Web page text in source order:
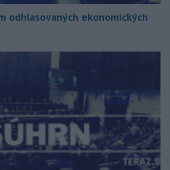
odhlasovaných ekonomických